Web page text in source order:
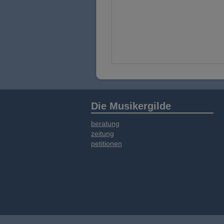
Die Musikergilde
beratung
zeitung
petitionen